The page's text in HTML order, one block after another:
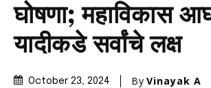
घोषणा; महाविकास
यादीकडे सर्वांचे लक्ष
October 23, 2024 By Vinayak A